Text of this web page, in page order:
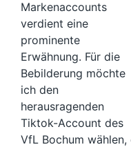
Markenaccounts
verdient eine
prominente
Erwähnung. Für die
Bebilderung möchte
ich den
herausragenden
Tiktok-Account des
VfL Bochum